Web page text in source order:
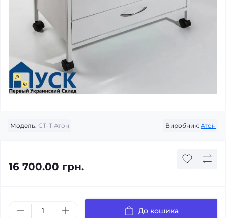
Модель: СТ-Т Атон Виробник: Атон
16 700.00 грн.
До кошика